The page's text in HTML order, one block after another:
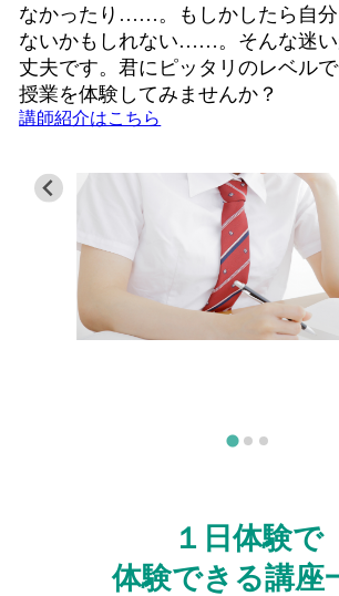
なかったり……。もしかしたら自分
ないかもしれない……。そんな迷い
丈夫です。君にピッタリのレベル
授業を体験してみませんか？
講師紹介はこちら
１日体験で
体験できる講座